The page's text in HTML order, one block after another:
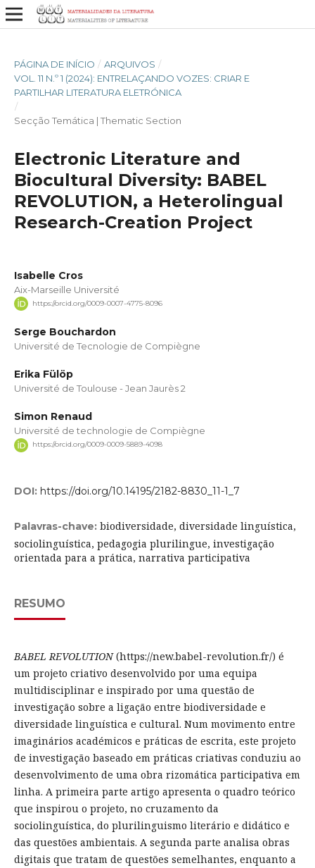
PÁGINA DE INÍCIO / ARQUIVOS /
VOL. 11 N.º 1 (2024): ENTRELAÇANDO VOZES: CRIAR E
PARTILHAR LITERATURA ELETRÓNICA
/
Secção Temática | Thematic Section
Electronic Literature and
Biocultural Diversity: BABEL
REVOLUTION, a Heterolingual
Research-Creation Project
Isabelle Cros
Aix-Marseille Université
https://orcid.org/0009-0007-4775-8096
Serge Bouchardon
Université de Tecnologie de Compiègne
Erika Fülöp
Université de Toulouse - Jean Jaurès 2
Simon Renaud
Université de technologie de Compiègne
https://orcid.org/0009-0009-5889-4098
DOI: https://doi.org/10.14195/2182-8830_11-1_7
Palavras-chave: biodiversidade, diversidade linguística,
sociolinguística, pedagogia plurilingue, investigação
orientada para a prática, narrativa participativa
RESUMO
BABEL REVOLUTION(https://new.babel-revolution.fr/) é
um projeto criativo desenvolvido por uma equipa
multidisciplinar e inspirado por uma questão de
investigação sobre a ligação entre biodiversidade e
diversidade linguística e cultural. Num movimento entre
imaginários académicos e práticas de escrita, este projeto
de investigação baseado em práticas criativas conduziu ao
desenvolvimento de uma obra rizomática participativa em
linha. A primeira parte artigo apresenta o quadro teórico
que inspirou o projeto, no cruzamento da
sociolinguística, do plurilinguismo literário e didático e
das questões ambientais. A segunda parte analisa obras
digitais que tratam de questões semelhantes, enquanto a